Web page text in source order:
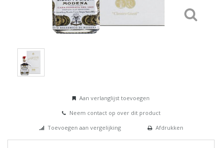
Aan verlanglijst toevoegen
Neem contact op over dit product
Toevoegen aan vergelijking
Afdrukken